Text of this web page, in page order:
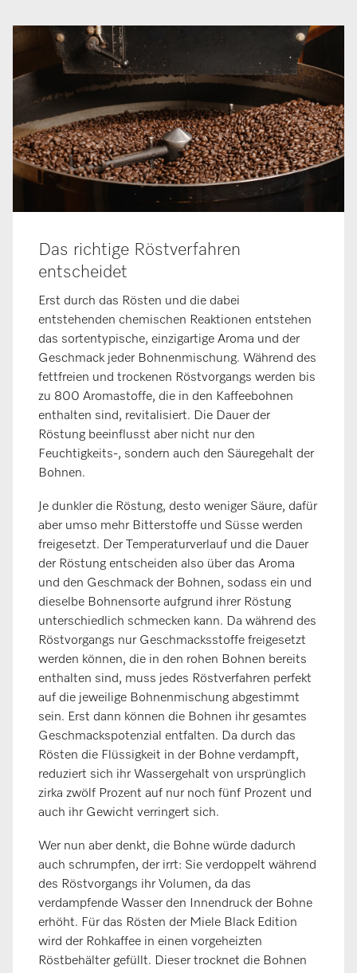
Das richtige Röstverfahren
entscheidet
Erst durch das Rösten und die dabei
entstehenden chemischen Reaktionen entstehen
das sortentypische, einzigartige Aroma und der
Geschmack jeder Bohnenmischung. Während des
fettfreien und trockenen Röstvorgangs werden bis
zu 800 Aromastoffe, die in den Kaffeebohnen
enthalten sind, revitalisiert. Die Dauer der
Röstung beeinflusst aber nicht nur den
Feuchtigkeits-, sondern auch den Säuregehalt der
Bohnen.
Je dunkler die Röstung, desto weniger Säure, dafür
aber umso mehr Bitterstoffe und Süsse werden
freigesetzt. Der Temperaturverlauf und die Dauer
der Röstung entscheiden also über das Aroma
und den Geschmack der Bohnen, sodass ein und
dieselbe Bohnensorte aufgrund ihrer Röstung
unterschiedlich schmecken kann. Da während des
Röstvorgangs nur Geschmacksstoffe freigesetzt
werden können, die in den rohen Bohnen bereits
enthalten sind, muss jedes Röstverfahren perfekt
auf die jeweilige Bohnenmischung abgestimmt
sein. Erst dann können die Bohnen ihr gesamtes
Geschmackspotenzial entfalten. Da durch das
Rösten die Flüssigkeit in der Bohne verdampft,
reduziert sich ihr Wassergehalt von ursprünglich
zirka zwölf Prozent auf nur noch fünf Prozent und
auch ihr Gewicht verringert sich.
Wer nun aber denkt, die Bohne würde dadurch
auch schrumpfen, der irrt: Sie verdoppelt während
des Röstvorgangs ihr Volumen, da das
verdampfende Wasser den Innendruck der Bohne
erhöht. Für das Rösten der Miele Black Edition
wird der Rohkaffee in einen vorgeheizten
Röstbehälter gefüllt. Dieser trocknet die Bohnen